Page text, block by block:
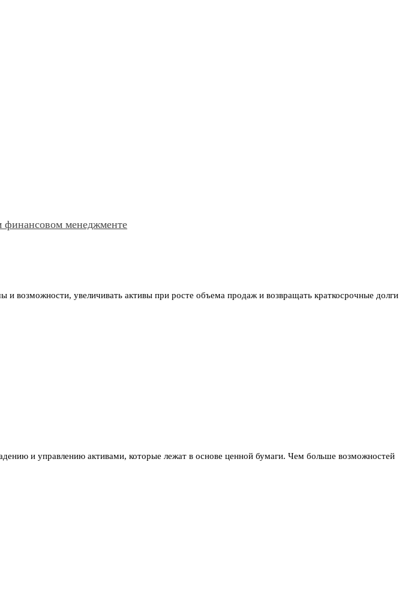
финансовом менеджменте
увеличивать активы при росте объема продаж и возвращать краткосрочные долги
и управлению активами, которые лежат в основе ценной бумаги. Чем больше возможностей